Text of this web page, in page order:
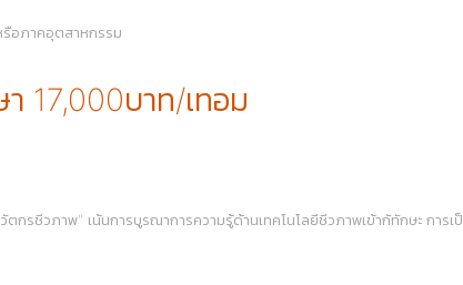
อภาคอุตสาหกรรม
17,000บาท/เทอม
รชีวภาพ" เน้นการบูรณาการความรู้ด้านเทคโนโลยีชีวภาพเข้ากัทักษะ กา